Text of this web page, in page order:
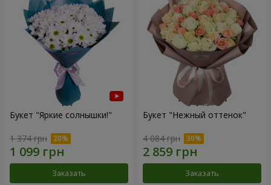
Букет "Яркие солнышки!"
1 374 грн
Заказать
Букет "Нежный оттенок"
4 084 грн
Заказать